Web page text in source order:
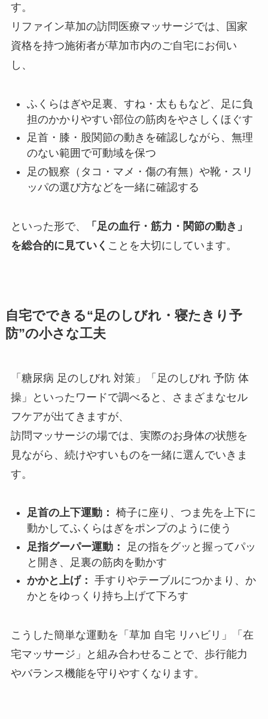
す。
リファイン草加の訪問医療マッサージでは、国家
資格を持つ施術者が草加市内のご自宅にお伺い
し、
ふくらはぎや足裏、すね・太ももなど、足に負
担のかかりやすい部位の筋肉をやさしくほぐす
足首・膝・股関節の動きを確認しながら、無理
のない範囲で可動域を保つ
足の観察（タコ・マメ・傷の有無）や靴・スリ
ッパの選び方などを一緒に確認する
といった形で、
「足の血行・筋力・関節の動き」
を総合的に見ていく ことを大切にしています。
自宅でできる“足のしびれ・寝たきり予
防”の小さな工夫
「糖尿病 足のしびれ 対策」「足のしびれ 予防 体
操」といったワードで調べると、さまざまなセル
フケアが出てきますが、
訪問マッサージの場では、実際のお身体の状態を
見ながら、続けやすいものを一緒に選んでいきま
す。
足首の上下運動： 椅子に座り、つま先を上下に
動かしてふくらはぎをポンプのように使う
足指グーパー運動：
足の指をグッと握ってパッ
と開き、足裏の筋肉を動かす
かかと上げ： 手すりやテーブルにつかまり、か
かとをゆっくり持ち上げて下ろす
こうした簡単な運動を「草加 自宅 リハビリ」「在
宅マッサージ」と組み合わせることで、歩行能力
やバランス機能を守りやすくなります。